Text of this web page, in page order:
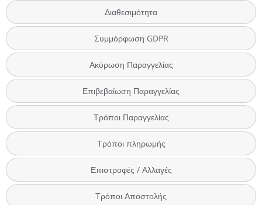
Διαθεσιμότητα
Συμμόρφωση GDPR
Ακύρωση Παραγγελίας
Επιβεβαίωση Παραγγελίας
Τρόποι Παραγγελίας
Τρόποι πληρωμής
Επιστροφές / Αλλαγές
Τρόποι Αποστολής